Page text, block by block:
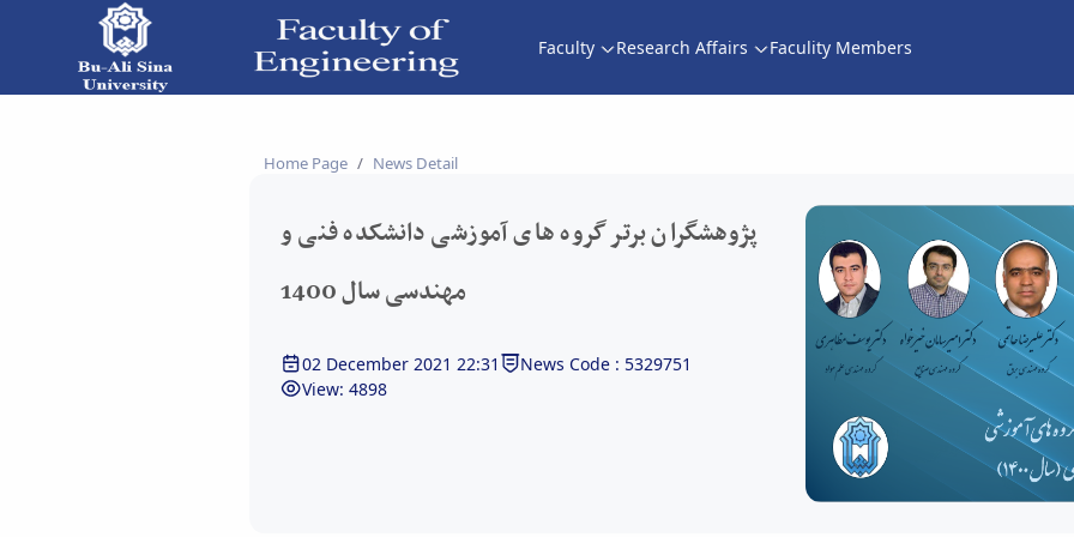
Faculty Research Affairs Faculity Members
پژوهشگران برتر گروه های آموزشی دانشکده فنی و مهندسی سال 1400 - دانشکده فنی و مهندسی Home Page News Detail
پژوهشگران برتر گروه های آموزشی دانشکده فنی و
مهندسی سال 1400
02 December 2021 22:31
News Code : 5329751
View: 4898